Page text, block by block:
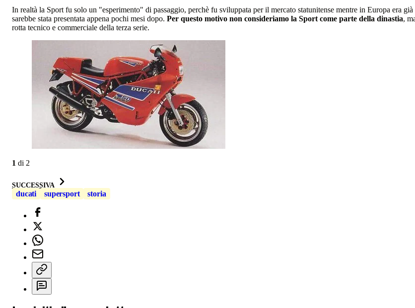
In realtà la Sport fu solo un "esperimento" di passaggio, perchè fu sviluppata per il mercato statunitense mentre in Europa era
sarebbe stata presentata appena pochi mesi dopo. Per questo motivo non consideriamo la Sport come parte della dinastia,
rotta tecnico e commerciale della terza serie.
1 di 2
SUCCESSIVA
ducati supersport storia